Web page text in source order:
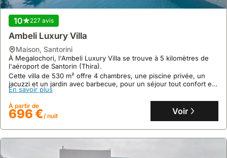
10 227 avis
Ambeli Luxury Villa
maison, Santorini
À Megalochori, l'Ambeli Luxury Villa se trouve à 5 kilomètres de
l'aéroport de Santorin (Thira).
Cette villa de 530 m² offre 4 chambres, une piscine privée, un
jacuzzi et un jardin avec barbecue, pour un séjour tout confort en
famille.
En savoir plus
À partir de
696 €/ nuit Voir